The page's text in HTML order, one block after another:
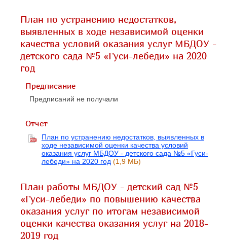
План по устранению недостатков,
выявленных в ходе независимой оценки
качества условий оказания услуг МБДОУ -
детского сада №5 «Гуси-лебеди» на 2020
год
Предписание
Предписаний не получали
Отчет
План по устранению недостатков, выявленных в
ходе независимой оценки качества условий
оказания услуг МБДОУ - детского сада №5 «Гуси-
лебеди» на 2020 год (1,9 МБ)
План работы МБДОУ - детский сад №5
«Гуси-лебеди» по повышению качества
оказания услуг по итогам независимой
оценки качества оказания услуг на 2018-
2019 год